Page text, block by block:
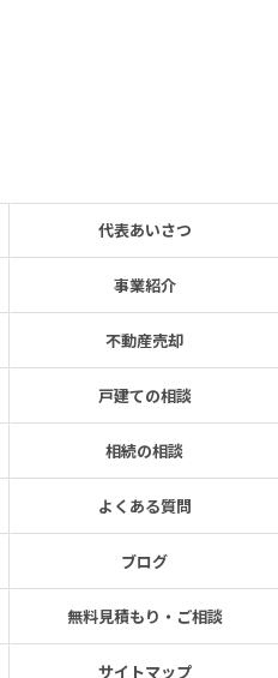
代表あいさつ
事業紹介
不動産売却
戸建ての相談
相続の相談
よくある質問
ブログ
無料見積もり・ご相談
サイトマップ